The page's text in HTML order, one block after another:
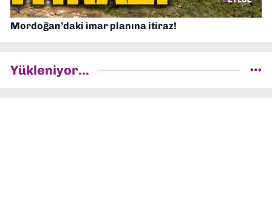
Mordoğan’daki imar planına itiraz!
Yükleniyor...